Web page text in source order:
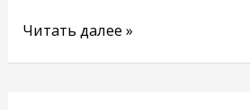
Читать далее »